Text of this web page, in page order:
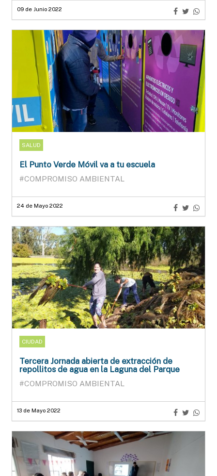
09 de Junio 2022
SALUD
El Punto Verde Móvil va a tu escuela
#COMPROMISO AMBIENTAL
24 de Mayo 2022
CIUDAD
Tercera Jornada abierta de extracción de
repollitos de agua en la Laguna del Parque
#COMPROMISO AMBIENTAL
13 de Mayo 2022